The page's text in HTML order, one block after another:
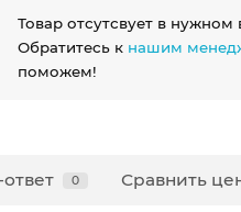
Товар отсутсвует в нужном
Обратитесь к нашим
поможем!
0 Сравнить